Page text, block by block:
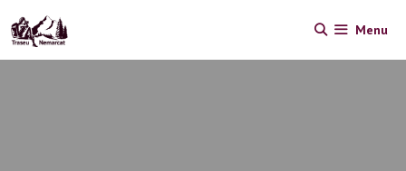
to
content
Menu